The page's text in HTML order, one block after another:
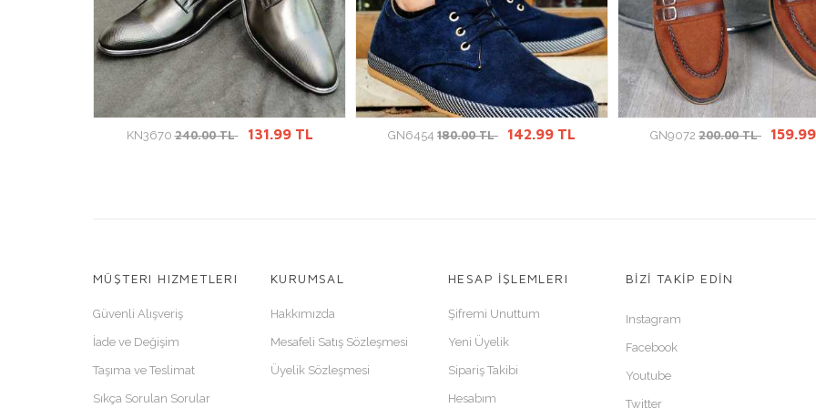
ÜRÜN DETAYINA GİT
KN3670240.00 TL 131.99 TL ÜRÜN DETAYINA GİT
GN6454 180.00 TL 142.99 TL ÜRÜN DETAYINA GİT
GN9072 200.00 TL
MÜŞTERI HIZMETLERI
Güvenli Alışveriş
İade ve Değişim
Taşıma ve Teslimat
Sıkça Sorulan Sorular
KURUMSAL
Hakkımızda
Mesafeli Satış Sözleşmesi
Üyelik Sözleşmesi
HESAP İŞLEMLERI
Şifremi Unuttum
Yeni Üyelik
Sipariş Takibi
Hesabım
BİZİ TAKİP EDİN
Instagram
Facebook
Youtube
Twitter